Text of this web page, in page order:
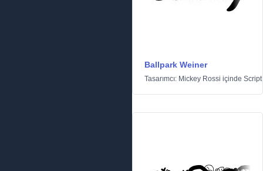
Ballpark Weiner
Tasarımcı: Mickey Rossi içinde Script